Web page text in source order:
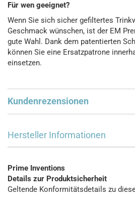
Für wen geeignet?
Wenn Sie sich sicher gefiltertes
Geschmack wünschen, ist der EM
gute Wahl. Dank dem patentierten
können Sie eine Ersatzpatrone
einsetzen.
Kundenrezensionen
Hersteller Informationen
Prime Inventions
Details zur Produktsicherheit
Geltende Konformitätsdetails zu